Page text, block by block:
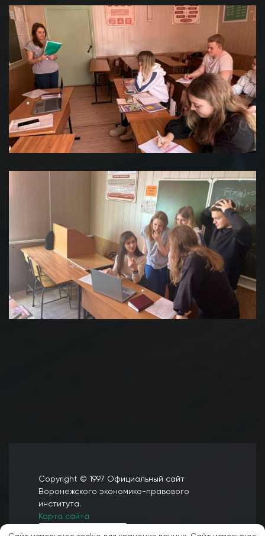
Copyright © 1997 Официальный сайт
Воронежского экономико-правового
института.
Карта сайта